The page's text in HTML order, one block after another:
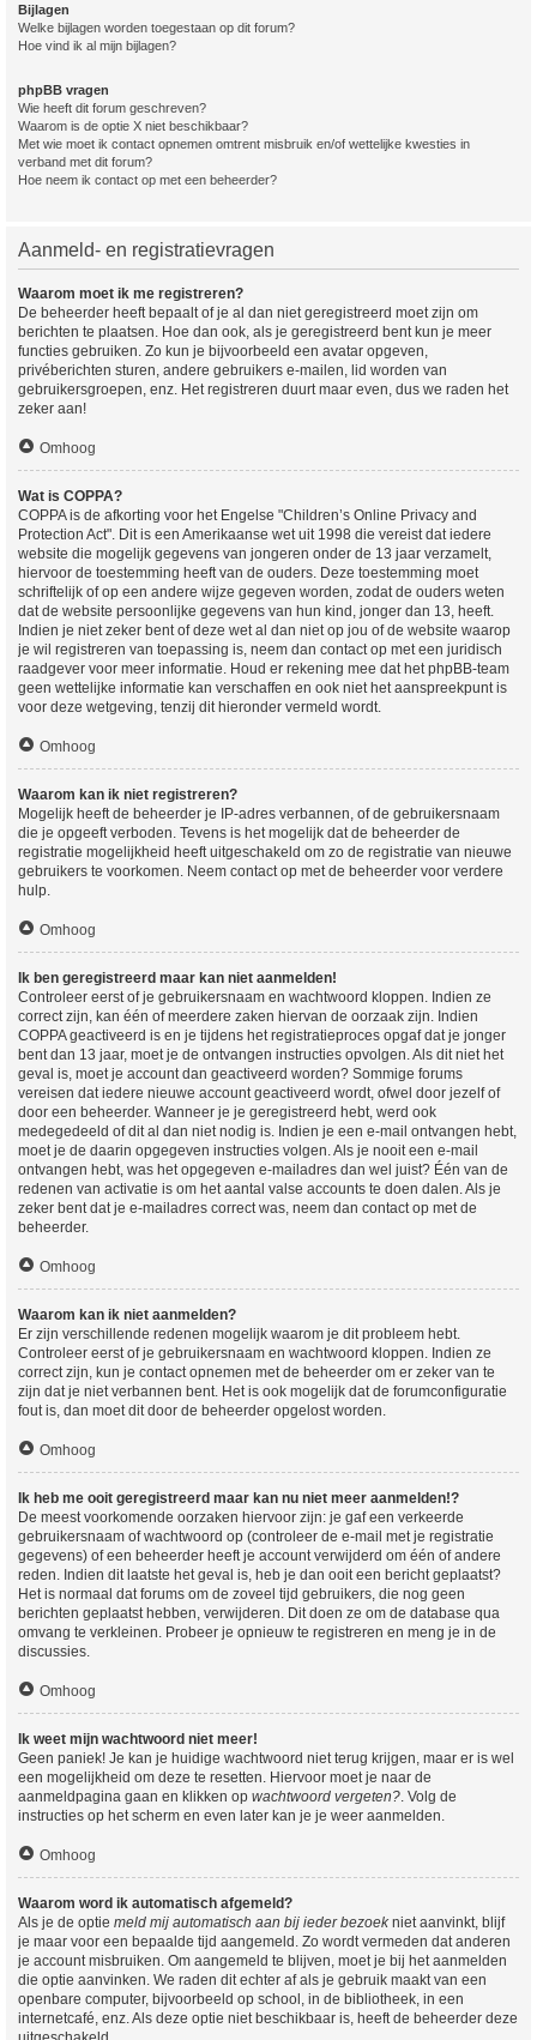
Bijlagen
Welke bijlagen worden toegestaan op dit forum?
Hoe vind ik al mijn bijlagen?
phpBB vragen
Wie heeft dit forum geschreven?
Waarom is de optie X niet beschikbaar?
Met wie moet ik contact opnemen omtrent misbruik en/of wettelijke kwesties in
verband met dit forum?
Hoe neem ik contact op met een beheerder?
Aanmeld- en registratievragen
Waarom moet ik me registreren?
De beheerder heeft bepaalt of je al dan niet geregistreerd moet zijn om
berichten te plaatsen. Hoe dan ook, als je geregistreerd bent kun je meer
functies gebruiken. Zo kun je bijvoorbeeld een avatar opgeven,
privéberichten sturen, andere gebruikers e-mailen, lid worden van
gebruikersgroepen, enz. Het registreren duurt maar even, dus we raden het
zeker aan!
Omhoog
Wat is COPPA?
COPPA is de afkorting voor het Engelse "Children’s Online Privacy and
Protection Act". Dit is een Amerikaanse wet uit 1998 die vereist dat iedere
website die mogelijk gegevens van jongeren onder de 13 jaar verzamelt,
hiervoor de toestemming heeft van de ouders. Deze toestemming moet
schriftelijk of op een andere wijze gegeven worden, zodat de ouders weten
dat de website persoonlijke gegevens van hun kind, jonger dan 13, heeft.
Indien je niet zeker bent of deze wet al dan niet op jou of de website waarop
je wil registreren van toepassing is, neem dan contact op met een juridisch
raadgever voor meer informatie. Houd er rekening mee dat het phpBB-team
geen wettelijke informatie kan verschaffen en ook niet het aanspreekpunt is
voor deze wetgeving, tenzij dit hieronder vermeld wordt.
Omhoog
Waarom kan ik niet registreren?
Mogelijk heeft de beheerder je IP-adres verbannen, of de gebruikersnaam
die je opgeeft verboden. Tevens is het mogelijk dat de beheerder de
registratie mogelijkheid heeft uitgeschakeld om zo de registratie van nieuwe
gebruikers te voorkomen. Neem contact op met de beheerder voor verdere
hulp.
Omhoog
Ik ben geregistreerd maar kan niet aanmelden!
Controleer eerst of je gebruikersnaam en wachtwoord kloppen. Indien ze
correct zijn, kan één of meerdere zaken hiervan de oorzaak zijn. Indien
COPPA geactiveerd is en je tijdens het registratieproces opgaf dat je jonger
bent dan 13 jaar, moet je de ontvangen instructies opvolgen. Als dit niet het
geval is, moet je account dan geactiveerd worden? Sommige forums
vereisen dat iedere nieuwe account geactiveerd wordt, ofwel door jezelf of
door een beheerder. Wanneer je je geregistreerd hebt, werd ook
medegedeeld of dit al dan niet nodig is. Indien je een e-mail ontvangen hebt,
moet je de daarin opgegeven instructies volgen. Als je nooit een e-mail
ontvangen hebt, was het opgegeven e-mailadres dan wel juist? Één van de
redenen van activatie is om het aantal valse accounts te doen dalen. Als je
zeker bent dat je e-mailadres correct was, neem dan contact op met de
beheerder.
Omhoog
Waarom kan ik niet aanmelden?
Er zijn verschillende redenen mogelijk waarom je dit probleem hebt.
Controleer eerst of je gebruikersnaam en wachtwoord kloppen. Indien ze
correct zijn, kun je contact opnemen met de beheerder om er zeker van te
zijn dat je niet verbannen bent. Het is ook mogelijk dat de forumconfiguratie
fout is, dan moet dit door de beheerder opgelost worden.
Omhoog
Ik heb me ooit geregistreerd maar kan nu niet meer aanmelden!?
De meest voorkomende oorzaken hiervoor zijn: je gaf een verkeerde
gebruikersnaam of wachtwoord op (controleer de e-mail met je registratie
gegevens) of een beheerder heeft je account verwijderd om één of andere
reden. Indien dit laatste het geval is, heb je dan ooit een bericht geplaatst?
Het is normaal dat forums om de zoveel tijd gebruikers, die nog geen
berichten geplaatst hebben, verwijderen. Dit doen ze om de database qua
omvang te verkleinen. Probeer je opnieuw te registreren en meng je in de
discussies.
Omhoog
Ik weet mijn wachtwoord niet meer!
Geen paniek! Je kan je huidige wachtwoord niet terug krijgen, maar er is wel
een mogelijkheid om deze te resetten. Hiervoor moet je naar de
aanmeldpagina gaan en klikken op wachtwoord vergeten?. Volg de
instructies op het scherm en even later kan je je weer aanmelden.
Omhoog
Waarom word ik automatisch afgemeld?
Als je de optie meld mij automatisch aan bij ieder bezoekniet aanvinkt, blijf
je maar voor een bepaalde tijd aangemeld. Zo wordt vermeden dat anderen
je account misbruiken. Om aangemeld te blijven, moet je bij het aanmelden
die optie aanvinken. We raden dit echter af als je gebruik maakt van een
openbare computer, bijvoorbeeld op school, in de bibliotheek, in een
internetcafé, enz. Als deze optie niet beschikbaar is, heeft de beheerder deze